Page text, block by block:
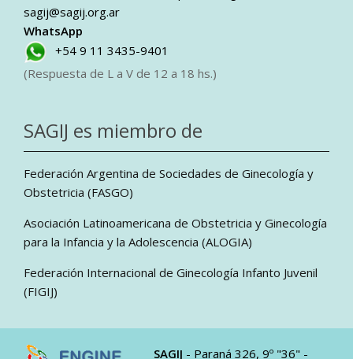
sagij@sagij.org.ar
WhatsApp
+54 9 11 3435-9401
(Respuesta de L a V de 12 a 18 hs.)
SAGIJ es miembro de
Federación Argentina de Sociedades de Ginecología y
Obstetricia (FASGO)
Asociación Latinoamericana de Obstetricia y Ginecología
para la Infancia y la Adolescencia (ALOGIA)
Federación Internacional de Ginecología Infanto Juvenil
(FIGIJ)
SAGIJ - Paraná 326, 9º "36" -